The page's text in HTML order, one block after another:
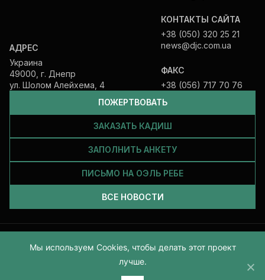
ПОЖЕРТВОВАТЬ
ЗАКАЗАТЬ КАДИШ
ЗАПОЛНИТЬ АНКЕТУ
ПИСЬМО НА ОЭЛЬ РЕБЕ
ВСЕ НОВОСТИ
АДРЕС
Украина
49000, г. Днепр
ул. Шолом Алейхема, 4
КОНТАКТЫ САЙТА
+38 (050) 320 25 21
news@djc.com.ua
ФАКС
+38 (056) 717 70 76
Все права защищены и принадлежат Еврейской общине Днепра.
2026
Мы используем Cookies, чтобы делать этот проект
лучше.